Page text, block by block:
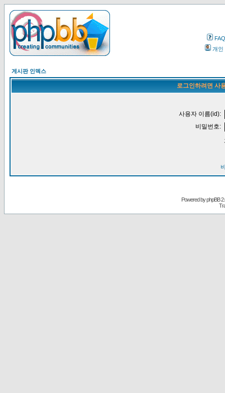
FAQ
개인
게시판 인덱스
로그인하려면 사
사용자 이름(id):
비밀번호:
Powered byphpBB